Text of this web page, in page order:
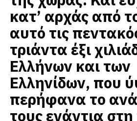
κατ’ αρχάς από
αυτό τις
τριάντα έξι
Ελλήνων και των
Ελληνίδων, που
περήφανα το
τους ενάντια